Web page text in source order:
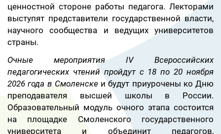
ценностной стороне работы педагога. Лекторами
выступят представители государственной власти,
научного сообщества и ведущих университетов
страны.
Очные мероприятия IV Всероссийских
педагогических чтений пройдут с 18 по 20 ноября
2026 года в Смоленскеи будут приурочены ко Дню
преподавателя высшей школы в России.
Образовательный модуль очного этапа состоится
на площадке Смоленского государственного
университета и объединит педагогов,